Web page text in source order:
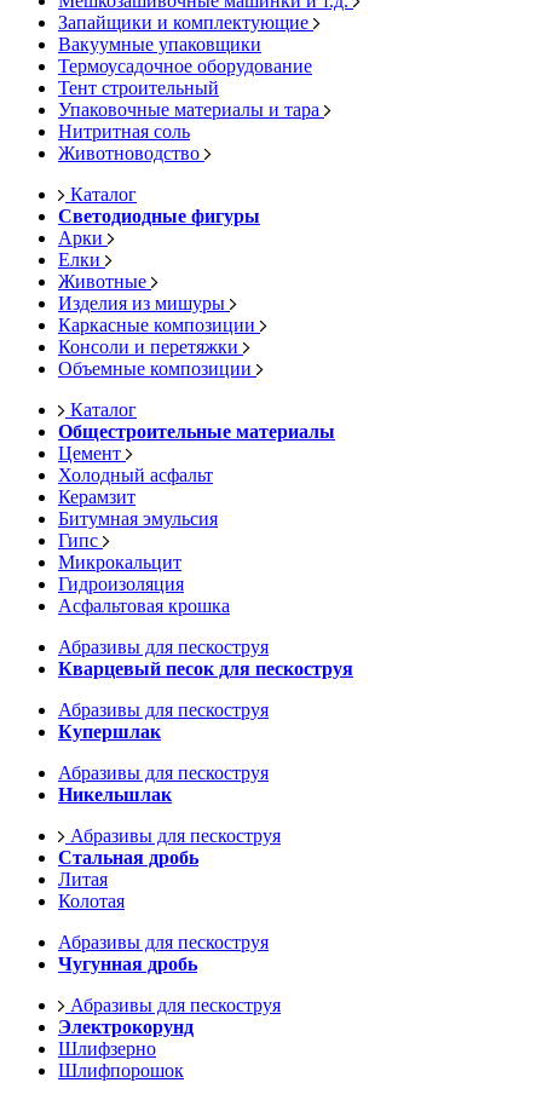
Запайщики и комплектующие
Вакуумные упаковщики
Термоусадочное оборудование
Тент строительный
Упаковочные материалы и тара
Нитритная соль
Животноводство
Каталог
Светодиодные фигуры
Арки
Елки
Животные
Изделия из мишуры
Каркасные композиции
Консоли и перетяжки
Объемные композиции
Каталог
Общестроительные материалы
Цемент
Холодный асфальт
Керамзит
Битумная эмульсия
Гипс
Микрокальцит
Гидроизоляция
Асфальтовая крошка
Абразивы для пескоструя
Кварцевый песок для пескоструя
Абразивы для пескоструя
Купершлак
Абразивы для пескоструя
Никельшлак
Абразивы для пескоструя
Стальная дробь
Литая
Колотая
Абразивы для пескоструя
Чугунная дробь
Абразивы для пескоструя
Электрокорунд
Шлифзерно
Шлифпорошок